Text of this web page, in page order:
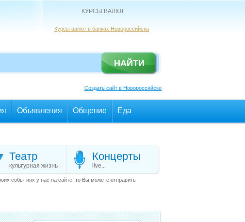
КУРСЫ ВАЛЮТ
Курсы валют в банках Новороссийска
Создать сайт в Новороссийске
Объявления Общение Еда
Театр
культурная жизнь
Концерты
live...
событиях у нас на сайте, то Вы можете отправить